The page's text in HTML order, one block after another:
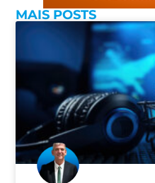
MAIS POSTS